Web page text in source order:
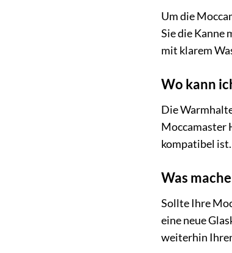
Um die
Sie die Kanne
mit klarem
Wo kann
Die
Moccamaster
kompatibel ist.
Was
Sollte Ihre
eine neue
weiterhin